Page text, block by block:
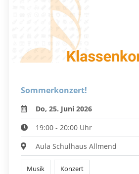
Sommerkonzert!
Do, 25. Juni 2026
19:00 - 20:00 Uhr
Aula Schulhaus Allmend
Musik Konzert